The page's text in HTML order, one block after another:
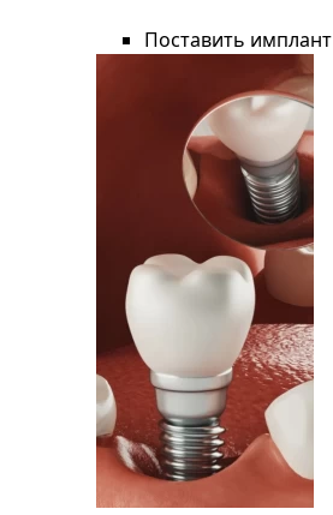
Поставить имплант